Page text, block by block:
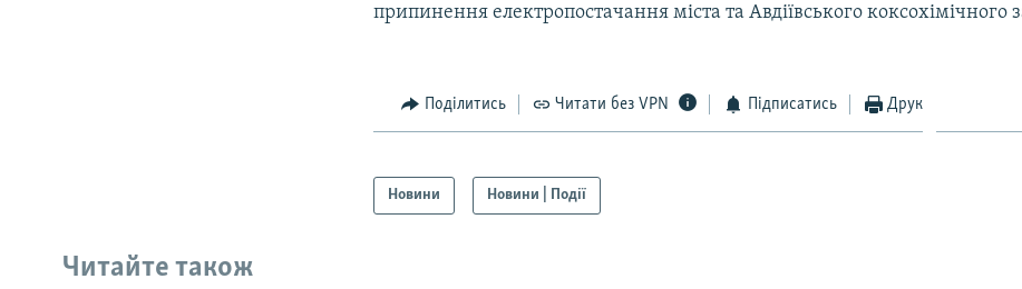
припинення електропостачання міста та Авдіївського коксохімічного
Поділитись Читати без VPN Підписатись Друк
Новини Новини | Події
Читайте також